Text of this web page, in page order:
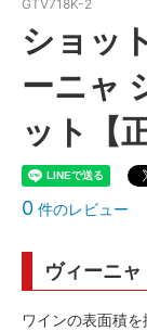
GTV718K-2
ショッ
ーニャ
ット【
0 件のレビュー
ヴィーニ
ワインの表面積